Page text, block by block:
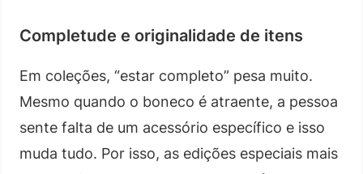
Completude e originalidade de itens
Em coleções, “estar completo” pesa muito.
Mesmo quando o boneco é atraente, a pessoa
sente falta de um acessório específico e isso
muda tudo. Por isso, as edições especiais mais